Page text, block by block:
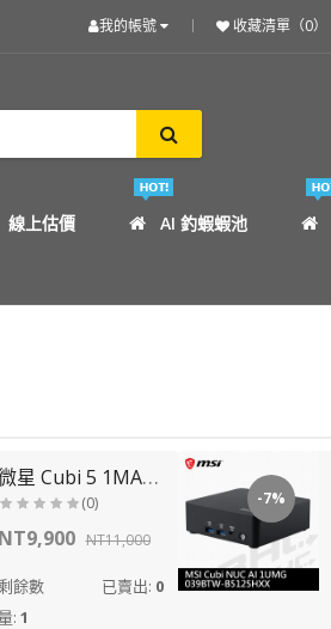
我的帳號 收藏清單（0）
線上估價 AI 釣蝦蝦池
微星 Cubi 5 1MA-487BTW-B3100UXX (Core3-100U/SSD.RAM....
(0)
NT9,900 NT11,000
餘數
量: 1
已賣出: 0
-7%